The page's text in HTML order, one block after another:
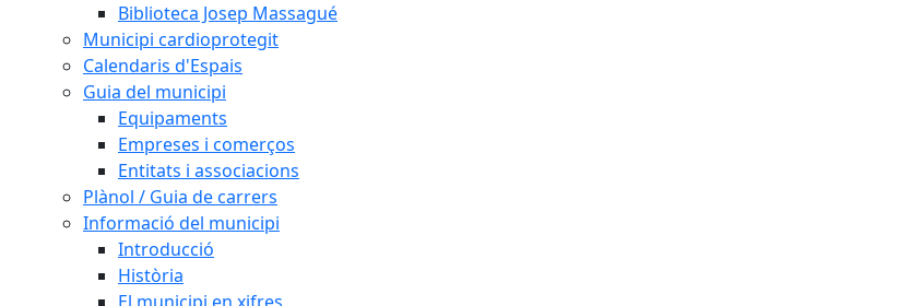
Biblioteca Josep Massagué
Municipi cardioprotegit
Calendaris d'Espais
Guia del municipi
Equipaments
Empreses i comerços
Entitats i associacions
Plànol / Guia de carrers
Informació del municipi
Introducció
Història